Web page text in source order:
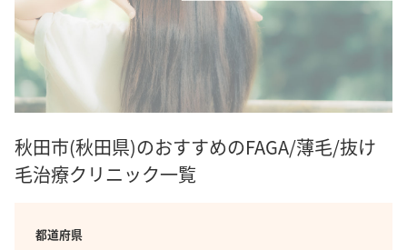
秋田市(秋田県)のおすすめのFAGA/薄毛/抜け
毛治療クリニック一覧
都道府県